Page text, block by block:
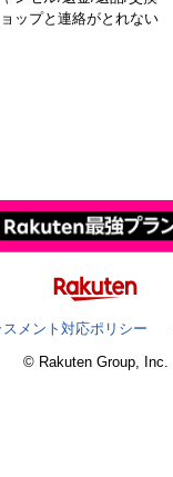
ョップと連絡がとれない
メント対応ポリシー
© Rakuten Group, Inc.